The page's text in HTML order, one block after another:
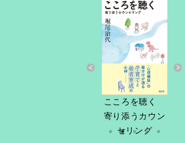
こころを聴く
寄り添うカウン
セリング